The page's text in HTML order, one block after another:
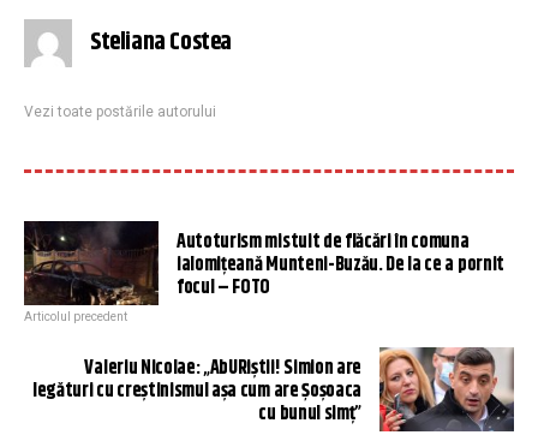
Steliana Costea
Vezi toate postările autorului
Autoturism mistuit de flăcări în comuna
ialomițeană Munteni-Buzău. De la ce a pornit
focul – FOTO
Articolul precedent
Valeriu Nicolae: „AbURiștii! Simion are
legături cu creștinismul așa cum are Șoșoaca
cu bunul simț”